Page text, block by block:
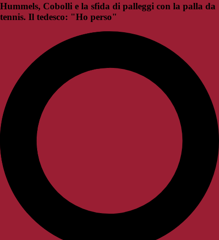
Hummels, Cobolli e la sfida di palleggi con la palla da
tennis. Il tedesco: "Ho perso"